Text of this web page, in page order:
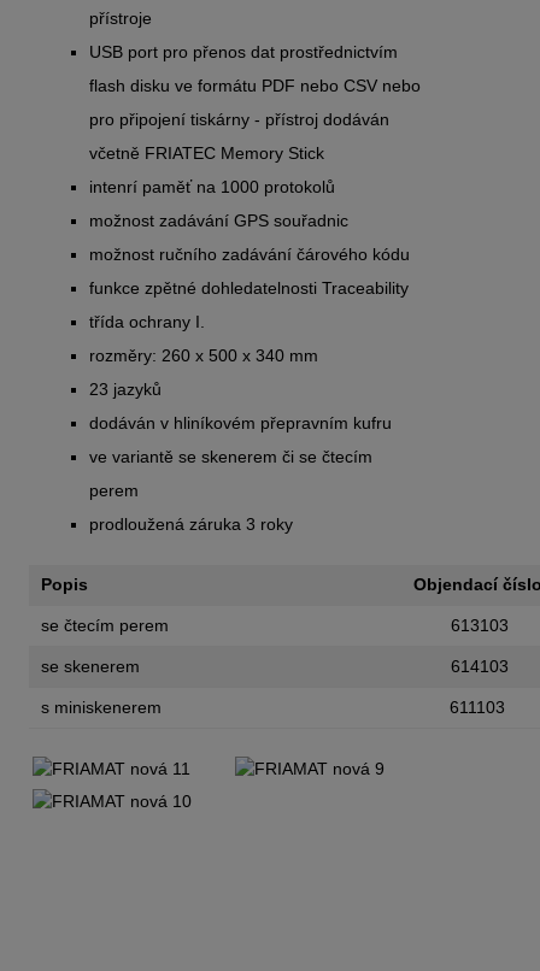
přístroje
USB port pro přenos dat prostřednictvím
flash disku ve formátu PDF nebo CSV nebo
pro připojení tiskárny - přístroj dodáván
včetně FRIATEC Memory Stick
intenrí paměť na 1000 protokolů
možnost zadávání GPS souřadnic
možnost ručního zadávání čárového kódu
funkce zpětné dohledatelnosti Traceability
třída ochrany I.
rozměry: 260 x 500 x 340 mm
23 jazyků
dodáván v hliníkovém přepravním kufru
ve variantě se skenerem či se čtecím
perem
prodloužená záruka 3 roky
Popis Objendací
se čtecím perem 613103
se skenerem 614103
s miniskenerem 611103